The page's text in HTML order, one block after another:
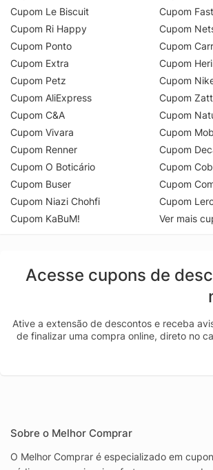
Cupom Le Biscuit
Cupom Ri Happy
Cupom Ponto
Cupom Extra
Cupom Petz
Cupom AliExpress
Cupom C&A
Cupom Vivara
Cupom Renner
Cupom O Boticário
Cupom Buser
Cupom Niazi Chohfi
Cupom KaBuM!
Cupom
Cupom
Cupom
Cupom
Cupom
Cupom
Cupom
Cupom
Cupom
Cupom
Cupom
Cupom
Ver mais
Acesse cupons de
Ative a extensão de descontos e receba
de finalizar uma compra online, direto no
Sobre o Melhor Comprar
O Melhor Comprar é especializado em